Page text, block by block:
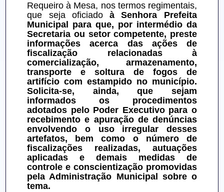
Requeiro à Mesa, nos termos regimentais,
que seja oficiado à Senhora Prefeita
Municipal para que, por intermédio da
Secretaria ou setor competente, preste
informações acerca das ações de
fiscalização relacionadas à
comercialização, armazenamento,
transporte e soltura de fogos de
artifício com estampido no município.
Solicita-se, ainda, que sejam
informados os procedimentos
adotados pelo Poder Executivo para o
recebimento e apuração de denúncias
envolvendo o uso irregular desses
artefatos, bem como o número de
fiscalizações realizadas, autuações
aplicadas e demais medidas de
controle e conscientização promovidas
pela Administração Municipal sobre o
tema.